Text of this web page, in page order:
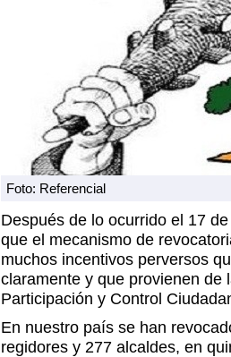
Foto: Referencial
Después de lo ocurrido el 17
que el mecanismo de
muchos incentivos perversos
claramente y que provienen de
Participación y Control
En nuestro país se han
regidores y 277 alcaldes, en